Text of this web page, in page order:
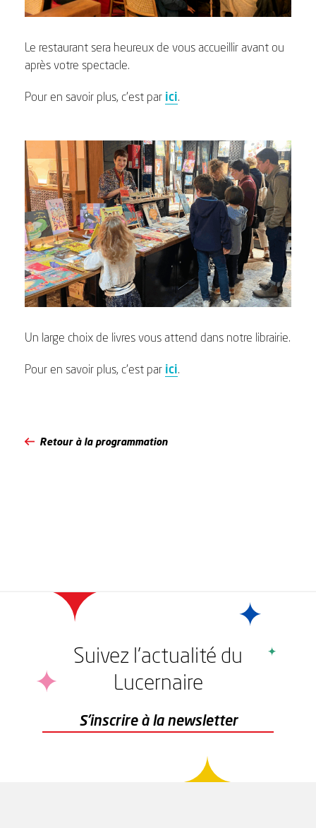
Le restaurant sera heureux de vous accueillir avant ou
après votre spectacle.
Pour en savoir plus, c’est par ici.
Un large choix de livres vous attend dans notre librairie.
Pour en savoir plus, c’est par ici.
Retour à la programmation
Suivez l'actualité du
Lucernaire
S'inscrire à la newsletter